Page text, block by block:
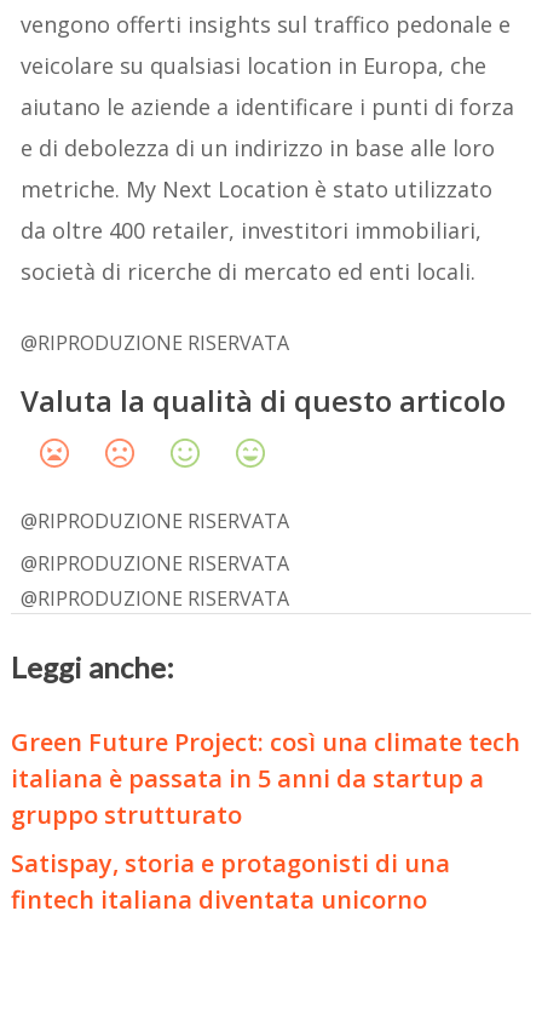
vengono offerti insights sul traffico pedonale e
veicolare su qualsiasi location in Europa, che
aiutano le aziende a identificare i punti di forza
e di debolezza di un indirizzo in base alle loro
metriche. My Next Location è stato utilizzato
da oltre 400 retailer, investitori immobiliari,
società di ricerche di mercato ed enti locali.
@RIPRODUZIONE RISERVATA
Valuta la qualità di questo articolo
@RIPRODUZIONE RISERVATA
@RIPRODUZIONE RISERVATA
@RIPRODUZIONE RISERVATA
Leggi anche:
Green Future Project: così una climate tech
italiana è passata in 5 anni da startup a
gruppo strutturato
Satispay, storia e protagonisti di una
fintech italiana diventata unicorno